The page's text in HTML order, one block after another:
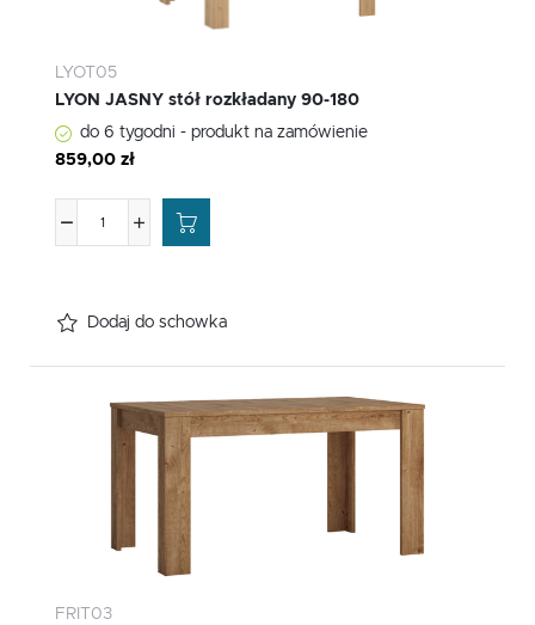
LYOT05
LYON JASNY stół rozkładany 90-180
do 6 tygodni - produkt na zamówienie
859,00 zł
Dodaj do schowka
FRIT03